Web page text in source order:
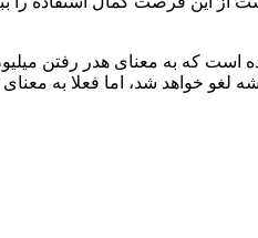
که به معنای هدر رفتن
لغو خواهد شد، اما فعلا به